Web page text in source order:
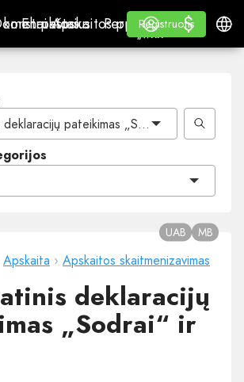
El. paštas
El. paštasApskaitos programa
Apskaitos programa
Perpardavėjams
„WHITE LABEL“
Mokymasis
Mokymasis
Registruotis
Registruotis
Prisijungti
$
$
pateikimas „Sodrai“ ir VMI
Apskaita › Apskaitos skaitmenizavimas
deklaracijų
„Sodrai“ ir
UAB MB